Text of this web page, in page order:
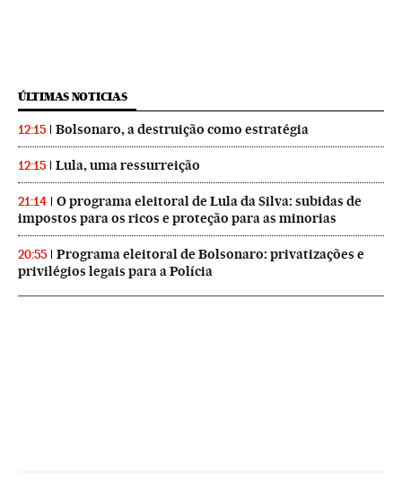
ÚLTIMAS NOTICIAS
12:15 Bolsonaro, a destruição como estratégia
12:15 Lula, uma ressurreição
21:14
O programa eleitoral de Lula da Silva: subidas de
impostos para os ricos e proteção para as minorias
20:55
Programa eleitoral de Bolsonaro: privatizações e
privilégios legais para a Polícia